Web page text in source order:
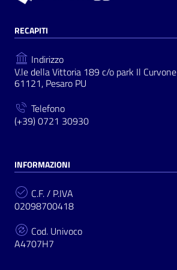
RECAPITI
Indirizzo
V.le della Vittoria 189 c/o park Il Curvone
61121, Pesaro PU
Telefono
(+39) 0721 30930
INFORMAZIONI
C.F. / P.IVA
02098700418
Cod. Univoco
A4707H7